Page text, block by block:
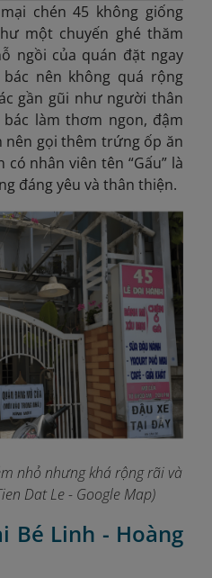
chén 45 không giống
một chuyến ghé thăm
ngồi của quán đặt ngay
nên không quá rộng
gần gũi như người thân
làm thơm ngon, đậm
nên gọi thêm trứng ốp ăn
nhân viên tên “Gấu” là
đáng yêu và thân thiện.
nhỏ nhưng khá rộng rãi và
Dat Le - Google Map)
Bé Linh - Hoàng